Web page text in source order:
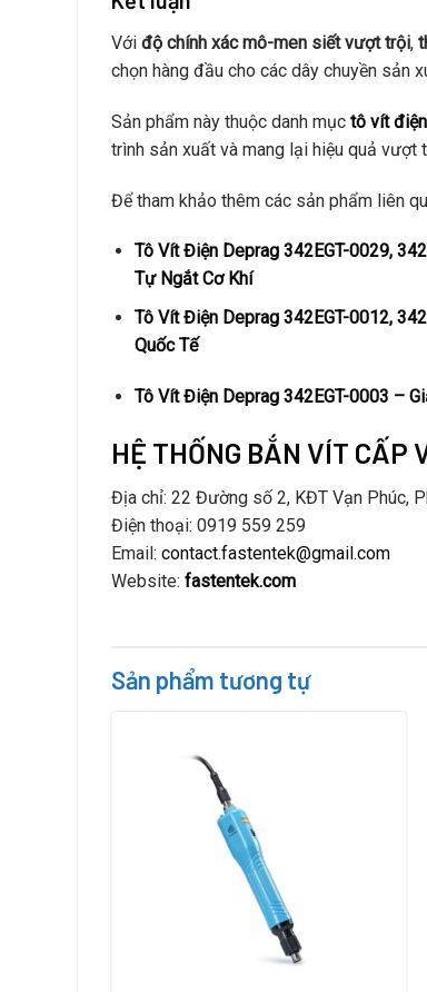
Với độ chính xác mô-men siết vượt trội,
chọn hàng đầu cho các dây chuyền sản
Sản phẩm này thuộc danh mục tô vít
trình sản xuất và mang lại hiệu quả vượt
Để tham khảo thêm các sản phẩm liên
Tô Vít Điện Deprag 342EGT-0029,
Tự Ngắt Cơ Khí
Tô Vít Điện Deprag 342EGT-0012,
Quốc Tế
Tô Vít Điện Deprag 342EGT-0003 –
HỆ THỐNG BẮN VÍT CẤP
Địa chỉ: 22 Đường số 2, KĐT Vạn Phúc,
Điện thoại: 0919 559 259
Email: contact.fastentek@gmail.com
Website: fastentek.com
Sản phẩm tương tự